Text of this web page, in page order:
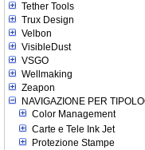
Tether Tools
Trux Design
Velbon
VisibleDust
VSGO
Wellmaking
Zeapon
NAVIGAZIONE PER
Color Management
Carte e Tele Ink Jet
Protezione Stampe